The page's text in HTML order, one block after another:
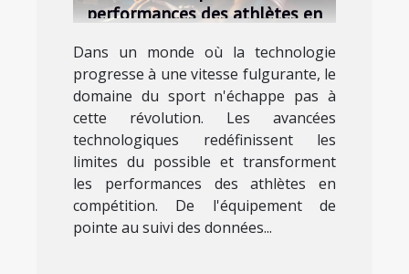
performances des athlètes en
Dans un monde où la technologie
progresse à une vitesse fulgurante, le
domaine du sport n'échappe pas à
cette révolution. Les avancées
technologiques redéfinissent les
limites du possible et transforment
les performances des athlètes en
compétition. De l'équipement de
pointe au suivi des données...